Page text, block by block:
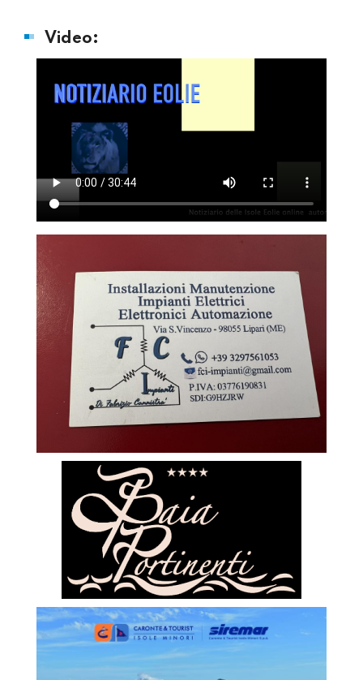
Video: